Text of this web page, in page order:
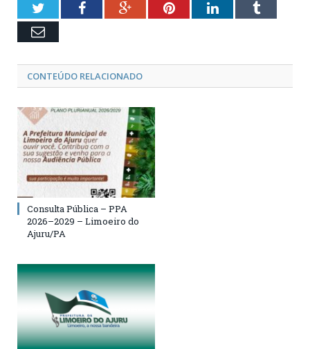
TwitterFacebookGoogle+PinterestLinkedInTumblr
Email
CONTEÚDO RELACIONADO
Consulta Pública – PPA
2026–2029 – Limoeiro do
Ajuru/PA